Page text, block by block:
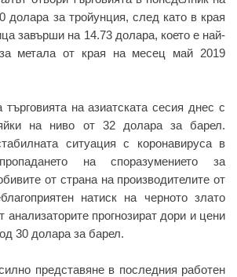
долара за тройунция, след като в края
завърши на 14.73 долара, което е най-
метала от края на месец май 2019
търговията на азиатската сесия днес с
на ниво от 32 долара за барел.
ситуация с коронавируса в
на споразумението за
от страна на производителите от
натиск на черното злато
анализаторите прогнозират дори и цени
30 долара за барел.
представяне в последния работен